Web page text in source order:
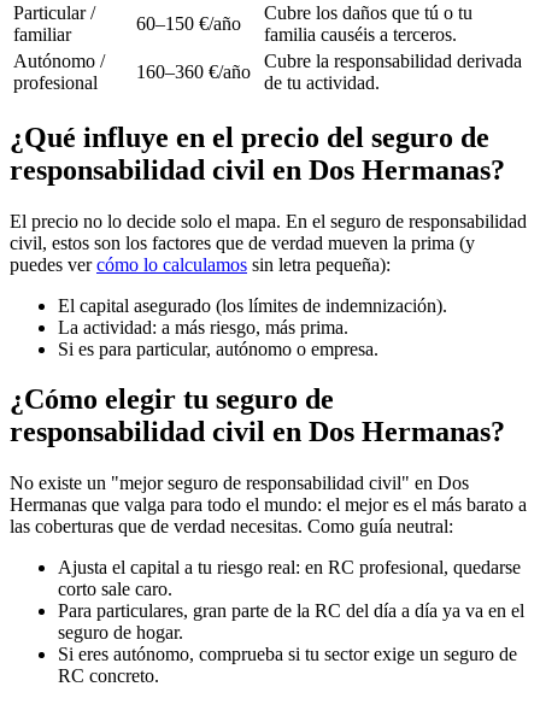
Particular /
familiar
60–150 €/año
Cubre los daños que tú o tu
familia causéis a terceros.
Autónomo /
profesional
160–360 €/año
Cubre la responsabilidad derivada
de tu actividad.
¿Qué influye en el precio del seguro de
responsabilidad civil en Dos Hermanas?
El precio no lo decide solo el mapa. En el seguro de responsabilidad
civil, estos son los factores que de verdad mueven la prima (y
puedes vercómo lo calculamos sin letra pequeña):
El capital asegurado (los límites de indemnización).
La actividad: a más riesgo, más prima.
Si es para particular, autónomo o empresa.
¿Cómo elegir tu seguro de
responsabilidad civil en Dos Hermanas?
No existe un "mejor seguro de responsabilidad civil" en Dos
Hermanas que valga para todo el mundo: el mejor es el más barato a
las coberturas que de verdad necesitas. Como guía neutral:
Ajusta el capital a tu riesgo real: en RC profesional, quedarse
corto sale caro.
Para particulares, gran parte de la RC del día a día ya va en el
seguro de hogar.
Si eres autónomo, comprueba si tu sector exige un seguro de
RC concreto.